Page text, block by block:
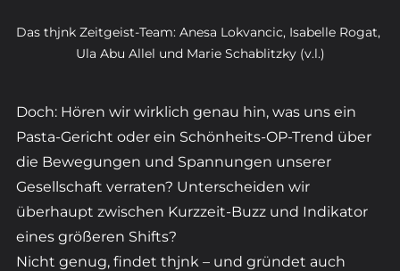
Das thjnk Zeitgeist-Team: Anesa Lokvancic, Isabelle Rogat,
Ula Abu Allel und Marie Schablitzky (v.l.)
Doch: Hören wir wirklich genau hin, was uns ein
Pasta-Gericht oder ein Schönheits-OP-Trend über
die Bewegungen und Spannungen unserer
Gesellschaft verraten? Unterscheiden wir
überhaupt zwischen Kurzzeit-Buzz und Indikator
eines größeren Shifts?
Nicht genug, findet thjnk – und gründet auch